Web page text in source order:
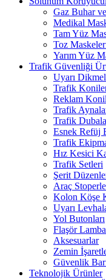
Gaz Buhar
Medikal
Tam Yüz
Toz
Yarım Yüz
Trafik Güvenliği
Uyarı
Trafik
Reklam
Trafik
Trafik
Esnek Refüj
Trafik
Hız Kesici
Trafik Setleri
Şerit
Araç
Kolon Köşe
Uyarı
Yol Butonları
Flaşör
Aksesuarlar
Zemin
Güvenlik
Teknolojik Ürünler